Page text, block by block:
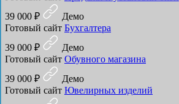
39 000 ₽
Демо
Готовый сайт Бухгалтера
39 000 ₽
Демо
Готовый сайт Обувного магазина
39 000 ₽
Демо
Готовый сайт Ювелирных изделий